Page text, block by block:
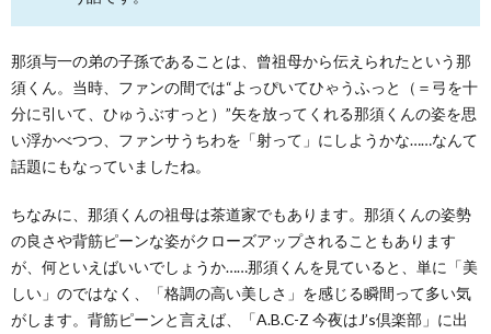
那須与一の弟の子孫であることは、曾祖母から伝えられたという那
須くん。当時、ファンの間では“よっぴいてひゃうふっと（＝弓を十
分に引いて、ひゅうぶすっと）”矢を放ってくれる那須くんの姿を思
い浮かべつつ、ファンサうちわを「射って」にしようかな……なんて
話題にもなっていましたね。
ちなみに、那須くんの祖母は茶道家でもあります。那須くんの姿勢
の良さや背筋ピーンな姿がクローズアップされることもあります
が、何といえばいいでしょうか……那須くんを見ていると、単に「美
しい」のではなく、「格調の高い美しさ」を感じる瞬間って多い気
がします。背筋ピーンと言えば、「A.B.C-Z 今夜はJ’s倶楽部」に出